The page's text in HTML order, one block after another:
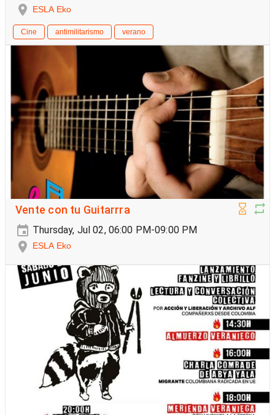
ESLA Eko
Cine antimilitarismo verano
Vente con tu Guitarrra
Thursday, Jul 02, 06:00 PM-09:00 PM
ESLA Eko